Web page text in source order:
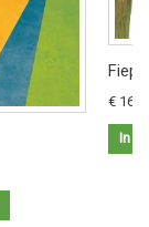
Fiep
€
In